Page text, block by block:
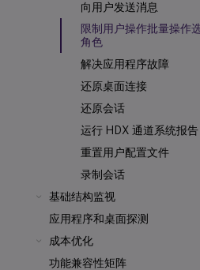
向用户发送消息
限制用户操作批量操作
角色
解决应用程序故障
还原桌面连接
还原会话
运行 HDX 通道系统报告
重置用户配置文件
录制会话
基础结构监视
应用程序和桌面探测
成本优化
功能兼容性矩阵